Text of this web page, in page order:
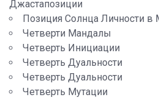
Джастапозиции
Позиция Солнца Личности в
Четверти Мандалы
Четверть Инициации
Четверть Дуальности
Четверть Дуальности
Четверть Мутации